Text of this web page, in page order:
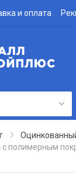
и оплата
с полимерным